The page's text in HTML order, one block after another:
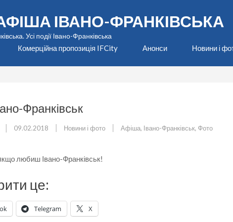
АФІША ІВАНО-ФРАНКІВСЬКА
Усі події Івано-Франківська
Комерційна пропозиція IFCity Анонси Новини і
Франківськ
09.02.2018 Новини і фото Афіша, Івано-Франківськ, Фото
любиш Івано-Франківськ!
це:
Telegram X